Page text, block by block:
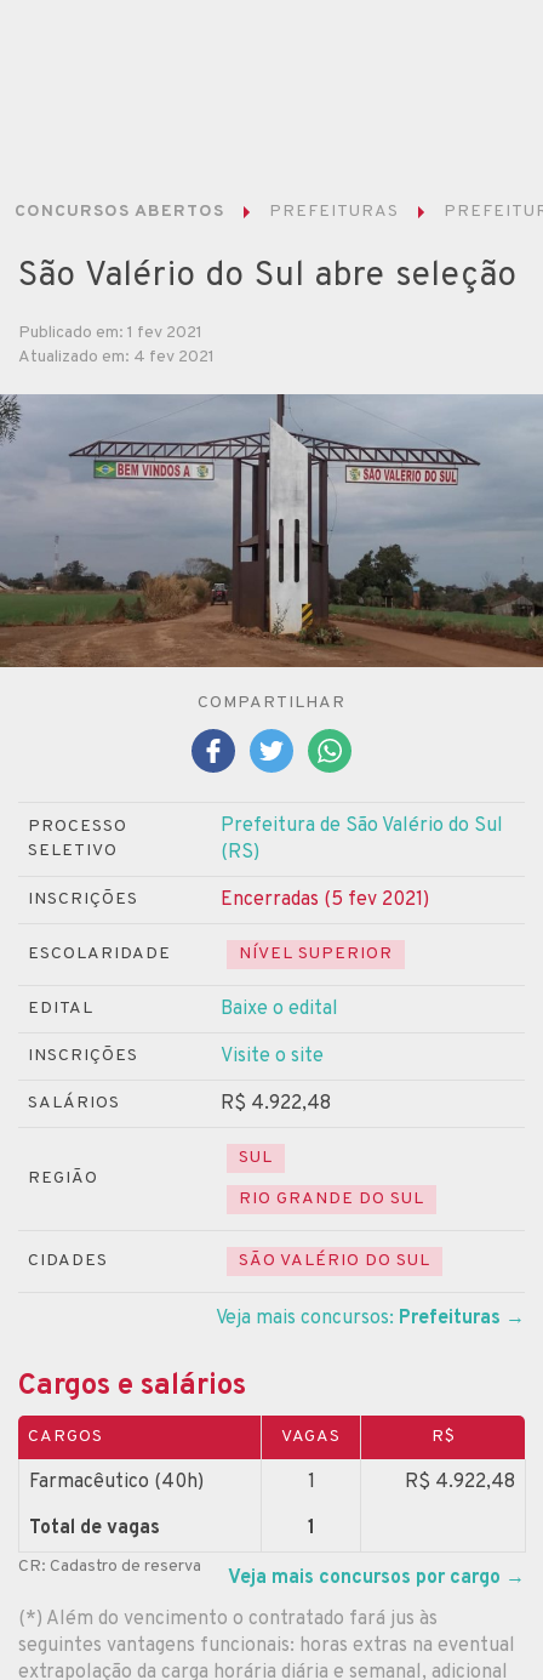
CONCURSOS ABERTOS PREFEITURAS
São Valério do Sul abre seleção
Publicado em: 1 fev 2021
Atualizado em: 4 fev 2021
COMPARTILHAR
PROCESSO
SELETIVO
Prefeitura de São Valério do Sul
(RS)
INSCRIÇÕES Encerradas (5 fev 2021)
ESCOLARIDADE NÍVEL SUPERIOR
EDITAL Baixe o edital
INSCRIÇÕES Visite o site
SALÁRIOS R$ 4.922,48
REGIÃO
SUL
RIO GRANDE DO SUL
CIDADES SÃO VALÉRIO DO SUL
Veja mais concursos: Prefeituras →
Cargos e salários
CARGOS VAGAS R$
Farmacêutico (40h) 1
R$ 4.922,48
Total de vagas
1
CR: Cadastro de reserva Veja mais concursos por cargo →
(*) Além do vencimento o contratado fará jus às
seguintes vantagens funcionais: horas extras na eventual
extrapolação da carga horária diária e semanal, adicional